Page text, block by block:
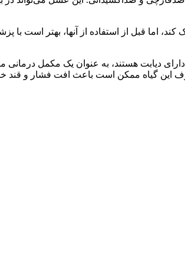
اما قبل از استفاده از آنها، بهتر است با
دیابت هستند، به عنوان یک مکمل
این گیاه ممکن است باعث افت فشار و قند